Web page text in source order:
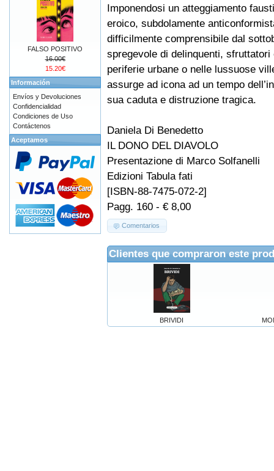
Imponendosi un atteggiamento
eroico, subdolamente
difficilmente comprensibile dal
spregevole di delinquenti,
periferie urbane o nelle lussuose
assurge ad icona ad un tempo
sua caduta e distruzione tragica.
Daniela Di Benedetto
IL DONO DEL DIAVOLO
Presentazione di Marco Solfanelli
Edizioni Tabula fati
[ISBN-88-7475-072-2]
Pagg. 160 - € 8,00
Comentarios
Clientes que compraron este
BRIVIDI
FALSO POSITIVO
16.00€
15.20€
Información
Envíos y Devoluciones
Confidencialidad
Condiciones de Uso
Contáctenos
Aceptamos